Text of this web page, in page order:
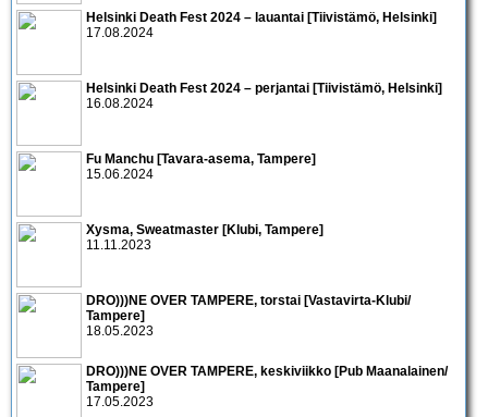
Helsinki Death Fest 2024 – lauantai [Tiivistämö, Helsinki]
17.08.2024
Helsinki Death Fest 2024 – perjantai [Tiivistämö, Helsinki]
16.08.2024
Fu Manchu [Tavara-asema, Tampere]
15.06.2024
Xysma, Sweatmaster [Klubi, Tampere]
11.11.2023
DRO)))NE OVER TAMPERE, torstai [Vastavirta-Klubi/
Tampere]
18.05.2023
DRO)))NE OVER TAMPERE, keskiviikko [Pub Maanalainen/
Tampere]
17.05.2023